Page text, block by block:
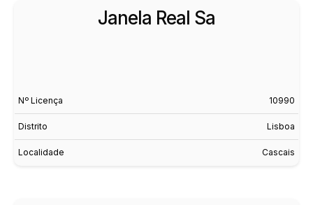
Janela Real Sa
Nº Licença 10990
Distrito Lisboa
Localidade Cascais